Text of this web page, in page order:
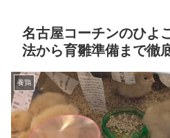
名古屋コーチンのひよ
法から育雛準備まで徹
養鶏